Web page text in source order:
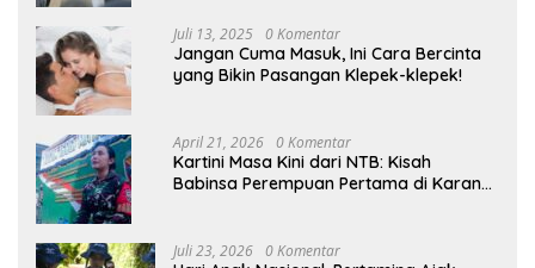
Juli 13, 2025 0 Komentar
Jangan Cuma Masuk, Ini Cara Bercinta
yang Bikin Pasangan Klepek-klepek!
April 21, 2026 0 Komentar
Kartini Masa Kini dari NTB: Kisah
Babinsa Perempuan Pertama di Karang
Juli 23, 2026 0 Komentar